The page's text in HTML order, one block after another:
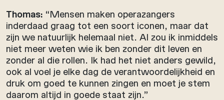
Thomas: “Mensen maken operazangers
inderdaad graag tot een soort iconen, maar dat
zijn we natuurlijk helemaal niet. Al zou ik inmiddels
niet meer weten wie ik ben zonder dit leven en
zonder al die rollen. Ik had het niet anders gewild,
ook al voel je elke dag de verantwoordelijkheid en
druk om goed te kunnen zingen en moet je stem
daarom altijd in goede staat zijn.”